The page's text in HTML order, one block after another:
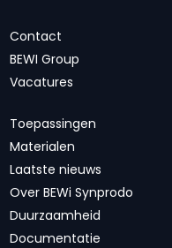
Contact
BEWI Group
Vacatures
Toepassingen
Materialen
Laatste nieuws
Over BEWi Synprodo
Duurzaamheid
Documentatie